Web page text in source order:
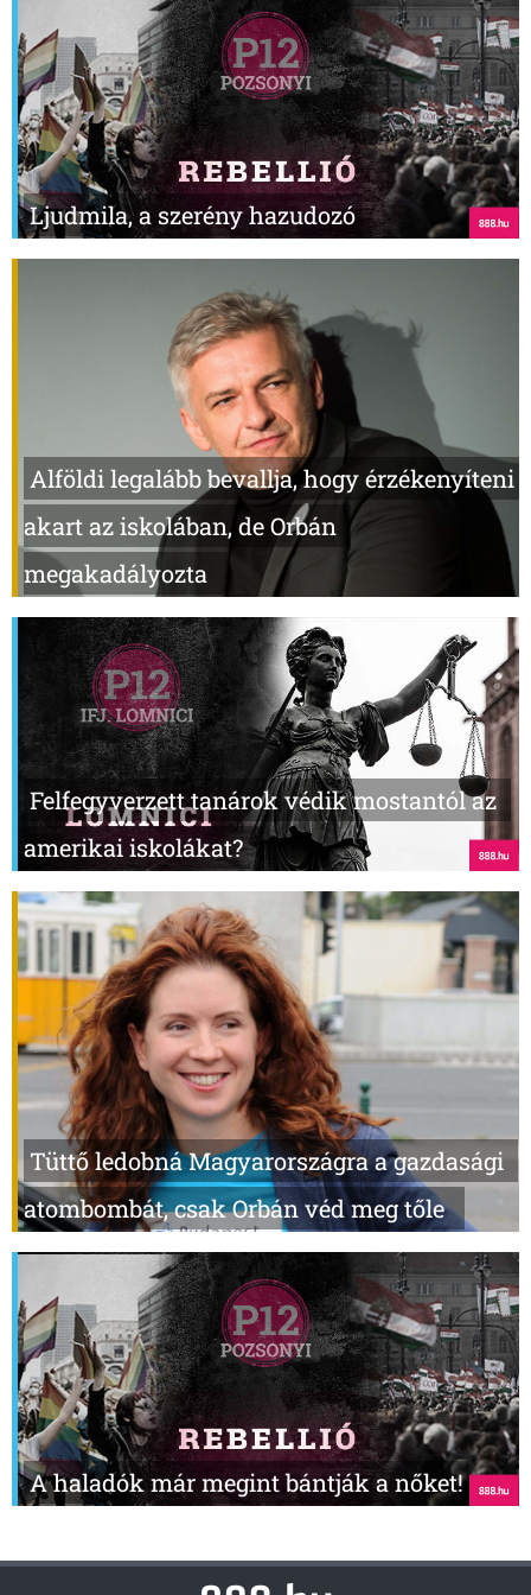
Ljudmila, a szerény hazudozó
Alföldi legalább bevallja, hogy érzékenyíteni
akart az iskolában, de Orbán
megakadályozta
Felfegyverzett tanárok védik mostantól az
amerikai iskolákat?
Tüttő ledobná Magyarországra a gazdasági
atombombát, csak Orbán véd meg tőle
A haladók már megint bántják a nőket!